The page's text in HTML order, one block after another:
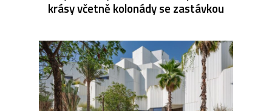
krásy včetně kolonády se zastávkou